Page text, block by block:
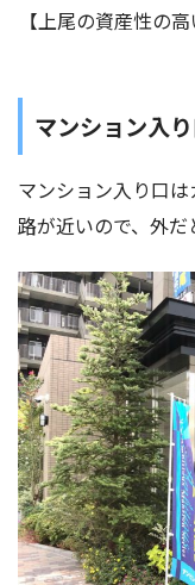
【上尾の資産性の
マンション入
マンション入り口
路が近いので、外だ